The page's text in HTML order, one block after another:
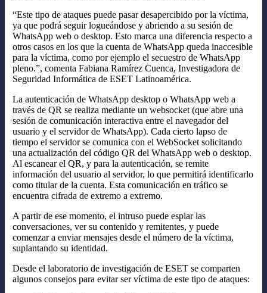
“Este tipo de ataques puede pasar desapercibido por la víctima,
ya que podrá seguir logueándose y abriendo a su sesión de
WhatsApp web o desktop. Esto marca una diferencia respecto a
otros casos en los que la cuenta de WhatsApp queda inaccesible
para la víctima, como por ejemplo el secuestro de WhatsApp
pleno.”, comenta Fabiana Ramírez Cuenca, Investigadora de
Seguridad Informática de ESET Latinoamérica.
La autenticación de WhatsApp desktop o WhatsApp web a
través de QR se realiza mediante un websocket (que abre una
sesión de comunicación interactiva entre el navegador del
usuario y el servidor de WhatsApp). Cada cierto lapso de
tiempo el servidor se comunica con el WebSocket solicitando
una actualización del código QR del WhatsApp web o desktop.
Al escanear el QR, y para la autenticación, se remite
información del usuario al servidor, lo que permitirá identificarlo
como titular de la cuenta. Esta comunicación en tráfico se
encuentra cifrada de extremo a extremo.
A partir de ese momento, el intruso puede espiar las
conversaciones, ver su contenido y remitentes, y puede
comenzar a enviar mensajes desde el número de la víctima,
suplantando su identidad.
Desde el laboratorio de investigación de ESET se comparten
algunos consejos para evitar ser víctima de este tipo de ataques: